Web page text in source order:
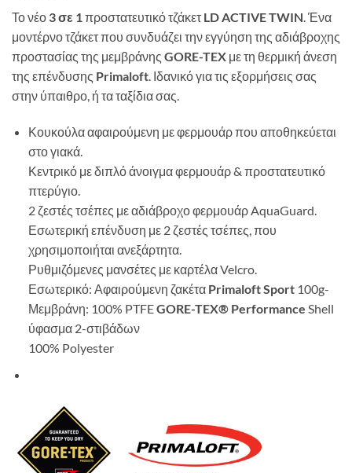
Το νέο 3 σε 1 προστατευτικό τζάκετLD ACTIVE TWIN . Ένα
μοντέρνο τζάκετ που συνδυάζει την εγγύηση της αδιάβροχης
προστασίας της μεμβράνης GORE-TEX με τη θερμική άνεση
της επένδυσης Primaloft . Ιδανικό για τις εξορμήσεις σας
στην ύπαιθρο, ή τα ταξίδια σας.
Κουκούλα αφαιρούμενη με φερμουάρ που αποθηκεύεται
στο γιακά.
Κεντρικό με διπλό άνοιγμα φερμουάρ & προστατευτικό
πτερύγιο.
2 ζεστές τσέπες με αδιάβροχο φερμουάρ AquaGuard.
Εσωτερική επένδυση με 2 ζεστές τσέπες, που
χρησιμοποιήται ανεξάρτητα.
Ρυθμιζόμενες μανσέτες με καρτέλα Velcro.
Εσωτερικό: Αφαιρούμενη ζακέτα Primaloft Sport100g-
Μεμβράνη: 100% PTFEGORE-TEX® Performance Shell
ύφασμα 2-στιβάδων
100% Polyester